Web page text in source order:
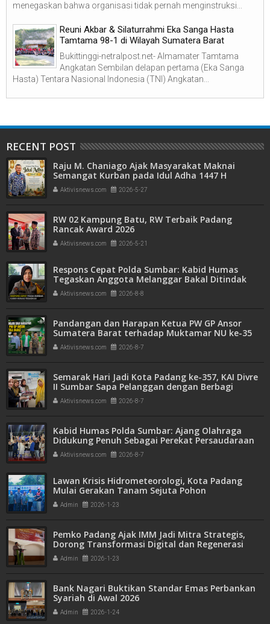
menegaskan bahwa organisasi tidak pernah menginstruksi...
Reuni Akbar & Silaturrahmi Eka Sanga Hasta
Tamtama 98-1 di Wilayah Sumatera Barat
Bukittinggi-netralpost.net- Almamater Tamtama
Angkatan Sembilan delapan pertama (Eka Sanga
Hasta) Tentara Nasional Indonesia (TNI) Angkatan...
RECENT POST
Raju M. Chaniago Ajak Masyarakat Maknai
Semangat Kurban pada Idul Adha 1447 H
Aktivisnews.com 2026-5-27
RW 02 Kampung Batu, RW Terbaik Padang
Rancak Award 2026
Aktivisnews.com 2026-5-21
Respons Cepat Polda Sumbar: Kabid Humas
Tegaskan Anggota Melanggar Bakal Ditindak
Tegas
Aktivisnews.com 2026-8-8
Pandangan dan Harapan Ketua PW GP Ansor
Sumatera Barat terhadap Muktamar NU ke-35
Aktivisnews.com 2026-8-7
Semarak Hari Jadi Kota Padang ke-357, KAI Divre
II Sumbar Sapa Pelanggan dengan Berbagi
Apresiasi di Stasiun Padang
Aktivisnews.com 2026-8-7
Kabid Humas Polda Sumbar: Ajang Olahraga
Didukung Penuh Sebagai Perekat Persaudaraan
dan Kamtibmas
Aktivisnews.com 2026-8-7
Lawan Krisis Hidrometeorologi, Kota Padang
Mulai Gerakan Tanam Sejuta Pohon
Admin 2026-1-23
Pemko Padang Ajak IMM Jadi Mitra Strategis,
Dorong Transformasi Digital dan Regenerasi
Kepemimpinan
Admin 2026-1-23
Bank Nagari Buktikan Standar Emas Perbankan
Syariah di Awal 2026
Admin 2026-1-24